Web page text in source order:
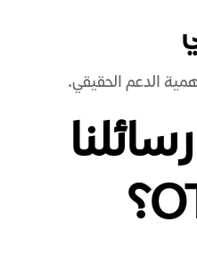
الدعم الحقيقي.
رسائلنا